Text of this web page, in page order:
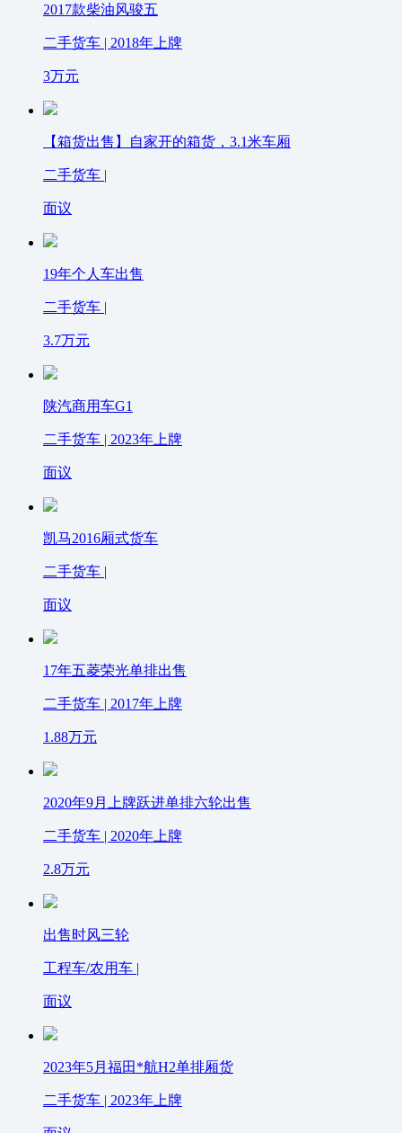
2017款柴油风骏五
二手货车 | 2018年上牌
3万元
【箱货出售】自家开的箱货，3.1米车厢
二手货车 |
面议
19年个人车出售
二手货车 |
3.7万元
陕汽商用车G1
二手货车 | 2023年上牌
面议
凯马2016厢式货车
二手货车 |
面议
17年五菱荣光单排出售
二手货车 | 2017年上牌
1.88万元
2020年9月上牌跃进单排六轮出售
二手货车 | 2020年上牌
2.8万元
出售时风三轮
工程车/农用车 |
面议
2023年5月福田*航H2单排厢货
二手货车 | 2023年上牌